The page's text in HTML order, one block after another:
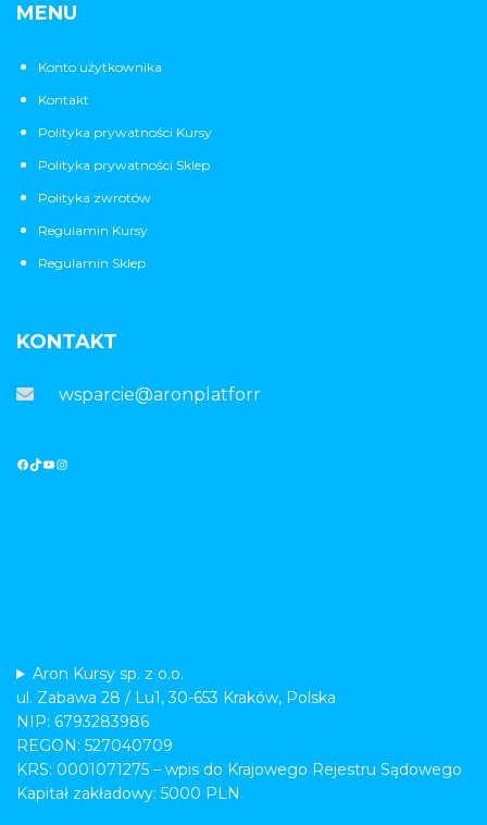
MENU
Konto użytkownika
Kontakt
Polityka prywatności Kursy
Polityka prywatności Sklep
Polityka zwrotów
Regulamin Kursy
Regulamin Sklep
KONTAKT
wsparcie@aronplatforma.pl
Aron Kursy sp. z o.o.
ul. Zabawa 28 / Lu1, 30-653 Kraków, Polska
NIP: 6793283986
REGON: 527040709
KRS: 0001071275 – wpis do Krajowego Rejestru Sądowego
Kapitał zakładowy: 5000 PLN